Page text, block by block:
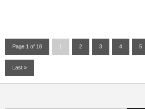
Page 1 of 18 1 2 3 4 5
Last »